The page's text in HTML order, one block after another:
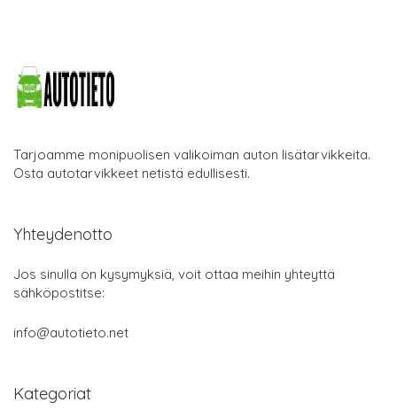
Tarjoamme monipuolisen valikoiman auton lisätarvikkeita.
Osta autotarvikkeet netistä edullisesti.
Yhteydenotto
Jos sinulla on kysymyksiä, voit ottaa meihin yhteyttä
sähköpostitse:
info@autotieto.net
Kategoriat